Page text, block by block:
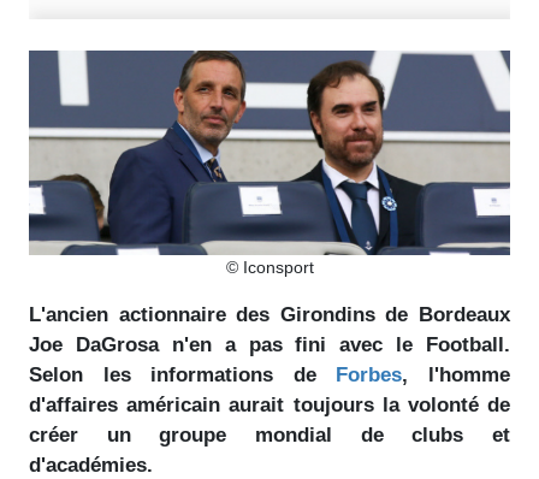
© Iconsport
L'ancien actionnaire des Girondins de Bordeaux
Joe DaGrosa n'en a pas fini avec le Football.
Selon les informations de
Forbes, l'homme
d'affaires américain aurait toujours la volonté de
créer un groupe mondial de clubs et
d'académies.